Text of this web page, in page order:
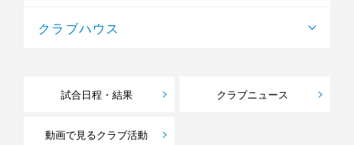
クラブハウス
試合日程・結果 クラブニュース
動画で見るクラブ活動